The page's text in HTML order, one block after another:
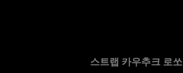
스트랩 카우추크 로쏘